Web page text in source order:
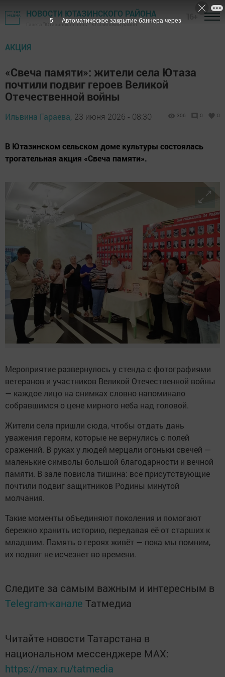
НОВОСТИ ЮТАЗИНСКОГО РАЙОНА
Газета "Ютазинская новь" - Ютазинский район
АКЦИЯ
«Свеча памяти»: жители села Ютаза
почтили подвиг героев Великой
Отечественной войны
Ильвина Гараева, 23 июня 2026 - 08:30 306 0 0
В Ютазинском сельском доме культуры состоялась
трогательная акция «Свеча памяти».
Мероприятие развернулось у стенда с фотографиями
ветеранов и участников Великой Отечественной войны
— каждое лицо на снимках словно напоминало
собравшимся о цене мирного неба над головой.
Жители села пришли сюда, чтобы отдать дань
уважения героям, которые не вернулись с полей
сражений. В руках у людей мерцали огоньки свечей —
маленькие символы большой благодарности и вечной
памяти. В зале повисла тишина: все присутствующие
почтили подвиг защитников Родины минутой
молчания.
Такие моменты объединяют поколения и помогают
бережно хранить историю, передавая её от старших к
младшим. Память о героях живёт — пока мы помним,
их подвиг не исчезнет во времени.
Следите за самым важным и интересным в
Telegram-канале Татмедиа
Читайте новости Татарстана в
национальном мессенджере MАХ:
https://max.ru/tatmedia
3 Автоматическое закрытие баннера через